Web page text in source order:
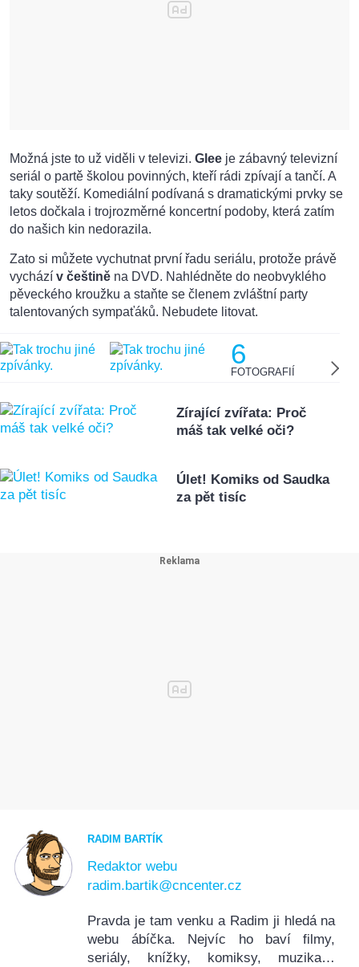
Možná jste to už viděli v televizi. Glee je zábavný televizní
seriál o partě školou povinných, kteří rádi zpívají a tančí. A
taky soutěží. Komediální podívaná s dramatickými prvky se
letos dočkala i trojrozměrné koncertní podoby, která zatím
do našich kin nedorazila.
Zato si můžete vychutnat první řadu seriálu, protože právě
vychází v češtině na DVD. Nahlédněte do neobvyklého
pěveckého kroužku a staňte se členem zvláštní party
talentovaných sympaťáků. Nebudete litovat.
6
FOTOGRAFIÍ
Zírající zvířata: Proč
máš tak velké oči?
Úlet! Komiks od Saudka
za pět tisíc
RADIM BARTÍK
Redaktor webu
radim.bartik@cncenter.cz
Pravda je tam venku a Radim ji hledá na
webu ábíčka. Nejvíc ho baví filmy,
seriály, knížky, komiksy, muzika…